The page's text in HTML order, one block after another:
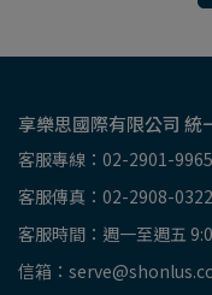
享樂思國際有限公司
客服專線：02-2901-9965
客服傳真：02-2908-0322
客服時間：週一至週五
信箱：